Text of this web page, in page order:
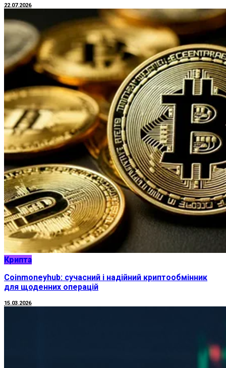
22.07.2026
Крипта
Coinmoneyhub: сучасний і надійний криптообмінник
для щоденних операцій
15.03.2026